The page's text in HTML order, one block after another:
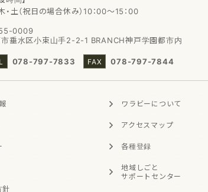
・土（祝日の場合休み）10：00～15：00
0009
垂水区小束山手2-2-1 BRANCH神戸学園都市内
078-797-7833
078-797-7844
針
ワラビーに ついて
アクセスマップ
各種登録
地域 しごと
サポートセンター